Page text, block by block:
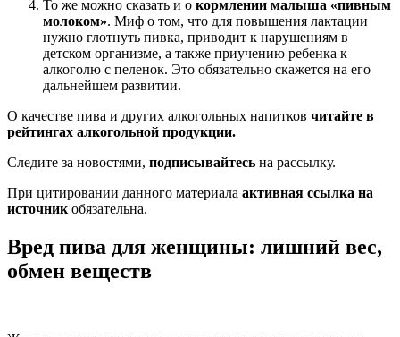
То же можно сказать и о кормлении малыша «пивным
молоком». Миф о том, что для повышения лактации
нужно глотнуть пивка, приводит к нарушениям в
детском организме, а также приучению ребенка к
алкоголю с пеленок. Это обязательно скажется на его
дальнейшем развитии.
О качестве пива и других алкогольных напитков читайте в
рейтингах алкогольной продукции.
Следите за новостями, подписывайтесь на рассылку.
При цитировании данного материала активная ссылка на
источник обязательна.
Вред пива для женщины: лишний вес,
обмен веществ